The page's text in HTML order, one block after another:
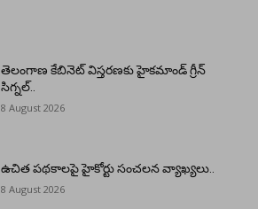
తెలంగాణ కేబినెట్ విస్తరణకు హైకమాండ్ గ్రీన్
సిగ్నల్..
8 August 2026
ఉచిత పథకాలపై హైకోర్టు సంచలన వ్యాఖ్యలు..
8 August 2026